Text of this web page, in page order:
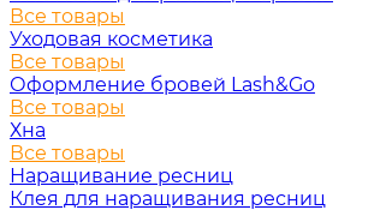
Все товары
Уходовая косметика
Все товары
Оформление бровей Lash&Go
Все товары
Хна
Все товары
Наращивание ресниц
Клея для наращивания ресниц